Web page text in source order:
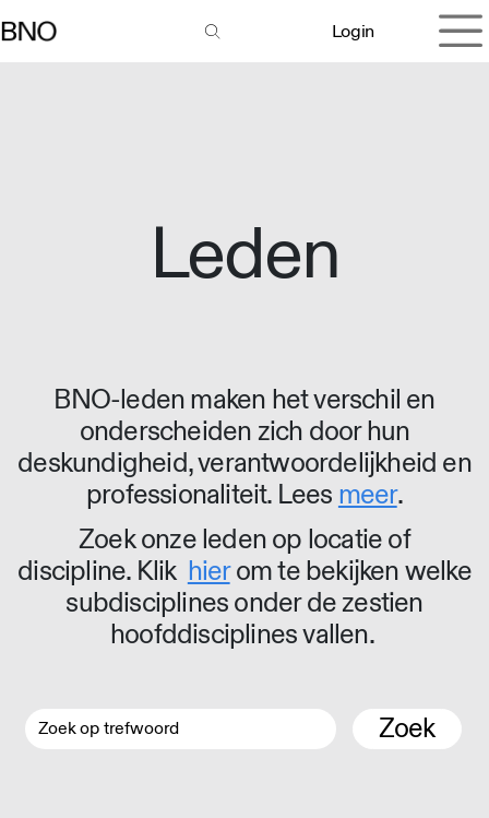
Login
Leden
BNO-leden maken het verschil en
onderscheiden zich door hun
deskundigheid, verantwoordelijkheid en
professionaliteit. Lees meer.
Zoek onze leden op locatie of
discipline. Klik hierom te bekijken welke
subdisciplines onder de zestien
hoofddisciplines vallen.
Zoek